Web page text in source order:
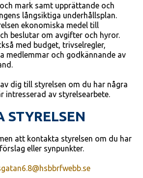
mark samt upprättande och
långsiktiga underhållsplan.
ekonomiska medel till
beslutar om avgifter och hyror.
med budget, trivselregler,
medlemmar och godkännande av
dig till styrelsen om du har några
intresserad av styrelsearbete.
STYRELSEN
att kontakta styrelsen om du har
eller synpunkter.